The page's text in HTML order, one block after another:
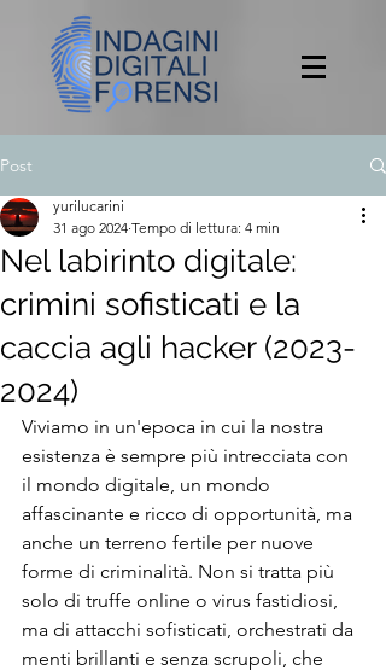
Post
Nel labirinto digitale:
crimini sofisticati e la
caccia agli hacker (2023-
2024)
yurilucarini
31 ago 2024 Tempo di lettura: 4 min
Viviamo in un'epoca in cui la nostra
esistenza è sempre più intrecciata con
il mondo digitale, un mondo
affascinante e ricco di opportunità, ma
anche un terreno fertile per nuove
forme di criminalità. Non si tratta più
solo di truffe online o virus fastidiosi,
ma di attacchi sofisticati, orchestrati da
menti brillanti e senza scrupoli, che